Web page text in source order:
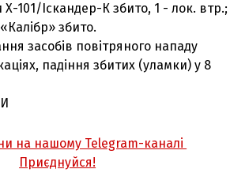
Х-101/Іскандер-К збито, 1 - лок. втр.;
збито.
засобів повітряного нападу
падіння збитих (уламки) у 8
на нашому Telegram-каналі
Приєднуйся!